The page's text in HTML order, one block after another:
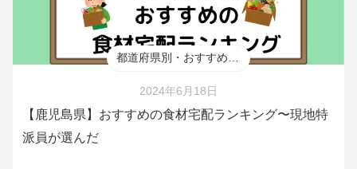
都道府県別・おすすめ食材宅配
2024年6月18日
【鹿児島県】おすすめの食材宅配ランキング〜現地特
派員が選んだ